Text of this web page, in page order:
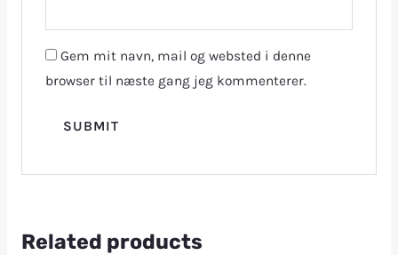
Gem mit navn, mail og websted i denne
browser til næste gang jeg kommenterer.
Related products